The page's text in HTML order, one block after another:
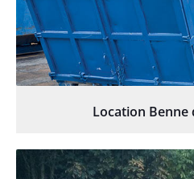
Location Benne